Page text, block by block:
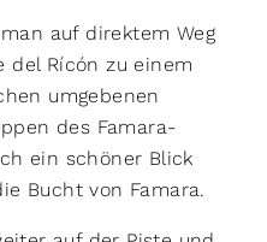
auf direktem Weg
del Rícón zu einem
umgebenen
des Famara-
ein schöner Blick
Bucht von Famara.